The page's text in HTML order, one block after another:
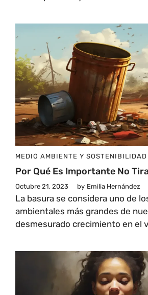
MEDIO AMBIENTE Y SOSTENIBILIDAD
Por Qué Es Importante No
Octubre 21, 2023 by Emilia Hernández
La basura se considera uno de
ambientales más grandes de
desmesurado crecimiento en el